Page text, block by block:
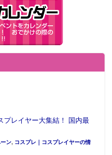
プレイヤー大集結！ 国内最
ン, コスプレ｜コスプレイヤーの情